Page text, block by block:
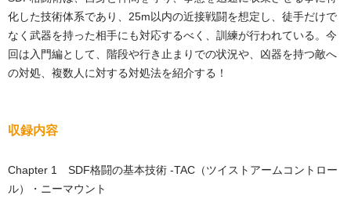
化した技術体系であり、25m以内の近接戦闘を想定し、徒手だけで
なく武器を持った相手にも対応するべく、訓練が行われている。今
回は入門編として、階段や行き止まりでの状況や、凶器を持つ敵へ
の対処、複数人に対する対処法を紹介する！
収録内容
Chapter 1 SDF格闘の基本技術 -TAC（ツイストアームコントロー
ル）・ニーマウント